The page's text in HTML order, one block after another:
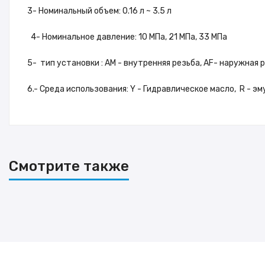
3- Номинальный объем: 0.16 л ~ 3.5 л
4- Номинальное давление: 10 МПа, 21 МПа, 33 МПа
5- тип установки : AM - внутренняя резьба, AF- наружная
6.- Среда использования: Y - Гидравлическое масло, R -
Смотрите также